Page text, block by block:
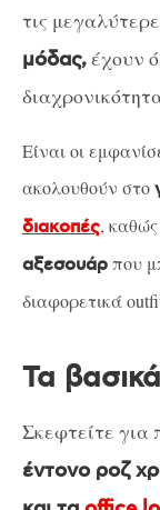
τις
μόδας,έχουν
Είναι οι
ακολουθούν στο
διακοπές,
αξεσουάρ που
διαφορετικά
Τα
Σκεφτείτε
έντονο ροζ